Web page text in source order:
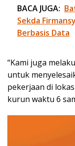
BACA JUGA:
Sekda
Berbasis Data
“Kami juga
untuk
pekerjaan di
kurun waktu 6